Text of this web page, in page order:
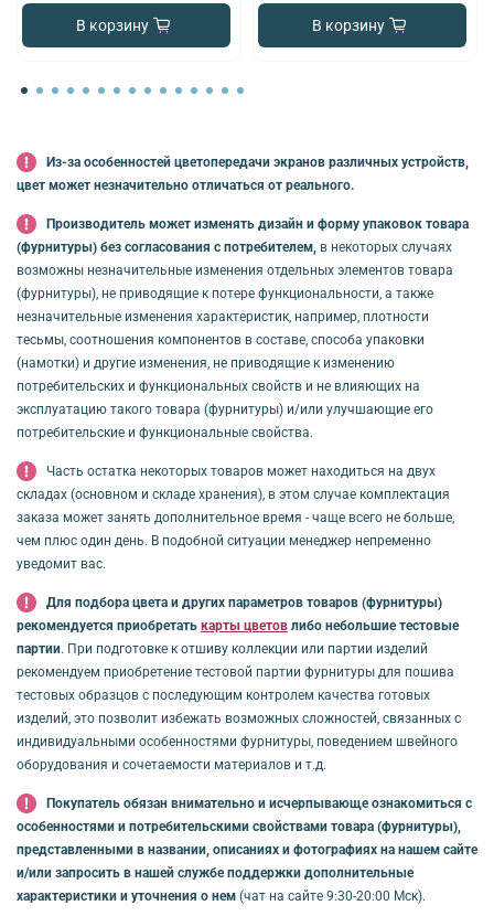
В корзину В корзину
Из-за особенностей цветопередачи экранов различных устройств,
цвет может незначительно отличаться от реального.
Производитель может изменять дизайн и форму упаковок товара
(фурнитуры) без согласования с потребителем, в некоторых случаях
возможны незначительные изменения отдельных элементов товара
(фурнитуры), не приводящие к потере функциональности, а также
незначительные изменения характеристик, например, плотности
тесьмы, соотношения компонентов в составе, способа упаковки
(намотки) и другие изменения, не приводящие к изменению
потребительских и функциональных свойств и не влияющих на
эксплуатацию такого товара (фурнитуры) и/или улучшающие его
потребительские и функциональные свойства.
Часть остатка некоторых товаров может находиться на двух
складах (основном и складе хранения), в этом случае комплектация
заказа может занять дополнительное время - чаще всего не больше,
чем плюс один день. В подобной ситуации менеджер непременно
уведомит вас.
Для подбора цвета и других параметров товаров (фурнитуры)
рекомендуется приобретать карты цветов либо небольшие тестовые
партии. При подготовке к отшиву коллекции или партии изделий
рекомендуем приобретение тестовой партии фурнитуры для пошива
тестовых образцов с последующим контролем качества готовых
изделий, это позволит избежать возможных сложностей, связанных с
индивидуальными особенностями фурнитуры, поведением швейного
оборудования и сочетаемости материалов и т.д.
Покупатель обязан внимательно и исчерпывающе ознакомиться с
особенностями и потребительскими свойствами товара (фурнитуры),
представленными в названии, описаниях и фотографиях на нашем сайте
и/или запросить в нашей службе поддержки дополнительные
характеристики и уточнения о нем (чат на сайте 9:30-20:00 Мск).